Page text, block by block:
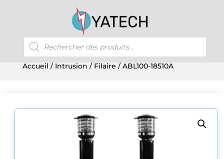
Recherche
de
produits
Accueil / Intrusion / Filaire / ABL100-18510A